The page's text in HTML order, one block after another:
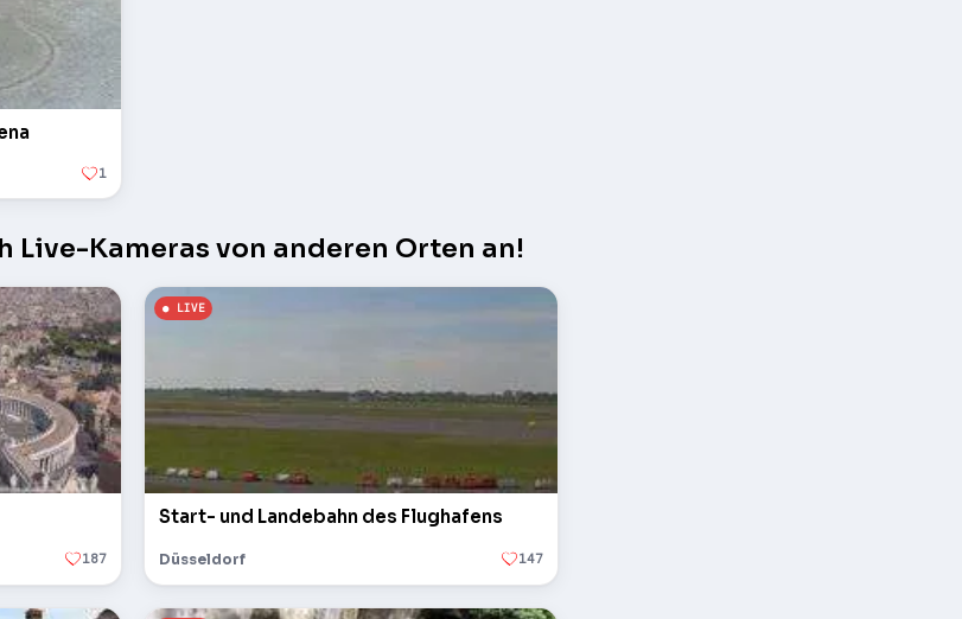
1
Live-Kameras von anderen Orten an!
187
Start- und Landebahn des Flughafens
Düsseldorf 147